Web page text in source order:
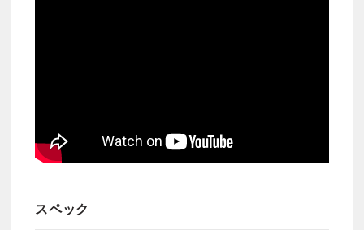
スペック